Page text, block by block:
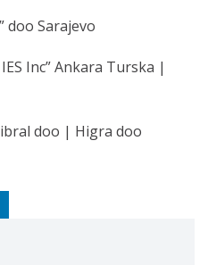
doo Sarajevo
Inc” Ankara Turska |
doo | Higra doo